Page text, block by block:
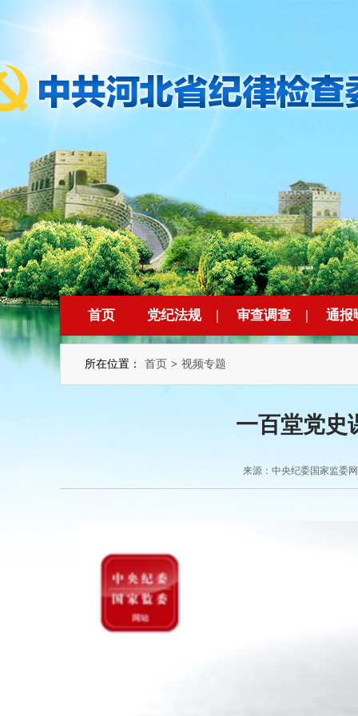
首页 党纪法规 | 审查调查 | 通报
所在位置： 首页 > 视频专题
一百堂党
来源：中央纪委国家监